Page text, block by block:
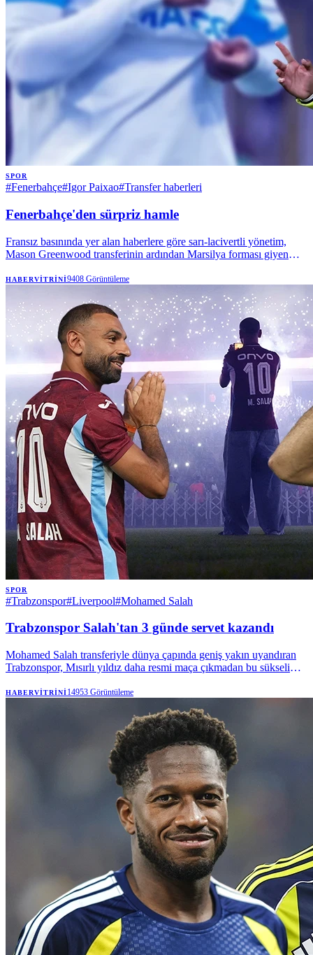
SPOR
#Fenerbahçe#Igor Paixao#Transfer haberleri
Fenerbahçe'den sürpriz hamle
Fransız basınında yer alan haberlere göre sarı-lacivertli yönetim,
Mason Greenwood transferinin ardından Marsilya forması giyen
HABERVITRINI9408 Görüntüleme
SPOR
#Trabzonspor#Liverpool#Mohamed Salah
Trabzonspor Salah'tan 3 günde servet kazandı
Mohamed Salah transferiyle dünya çapında geniş yakın uyandıran
Trabzonspor, Mısırlı yıldız daha resmi maça çıkmadan bu sükseli
HABERVITRINI14953 Görüntüleme